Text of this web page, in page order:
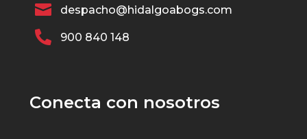
 despacho@hidalgoabogs.com
 900 840 148
Conecta con nosotros